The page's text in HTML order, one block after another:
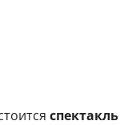
спектакль